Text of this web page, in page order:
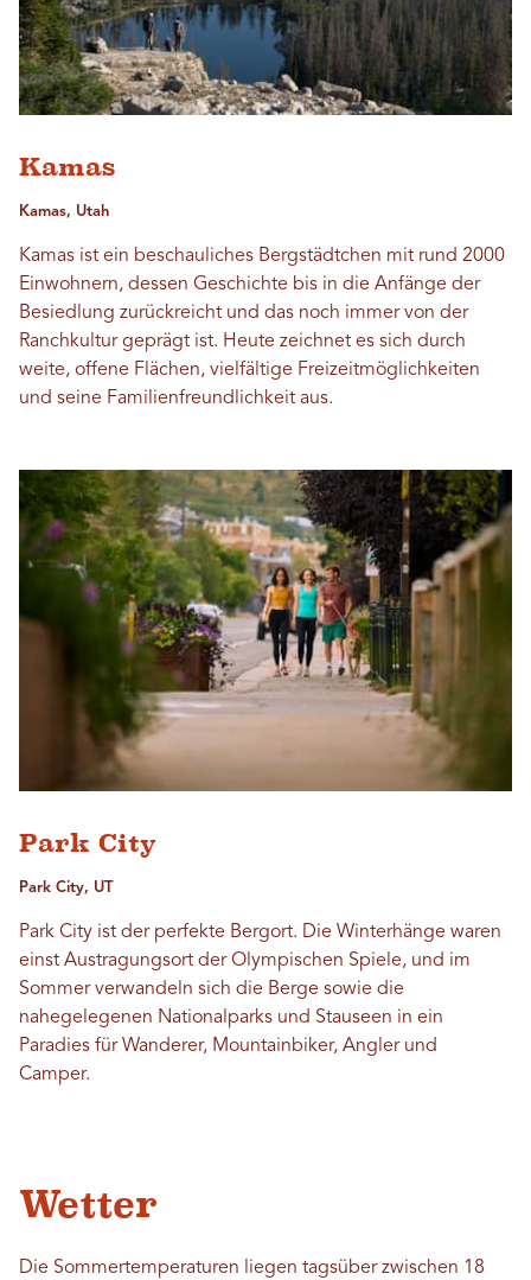
Kamas
Kamas, Utah
Kamas ist ein beschauliches Bergstädtchen mit rund 2000
Einwohnern, dessen Geschichte bis in die Anfänge der
Besiedlung zurückreicht und das noch immer von der
Ranchkultur geprägt ist. Heute zeichnet es sich durch
weite, offene Flächen, vielfältige Freizeitmöglichkeiten
und seine Familienfreundlichkeit aus.
Park City
Park City, UT
Park City ist der perfekte Bergort. Die Winterhänge waren
einst Austragungsort der Olympischen Spiele, und im
Sommer verwandeln sich die Berge sowie die
nahegelegenen Nationalparks und Stauseen in ein
Paradies für Wanderer, Mountainbiker, Angler und
Camper.
Wetter
Die Sommertemperaturen liegen tagsüber zwischen 18